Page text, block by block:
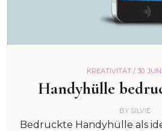
KREATIVITÄT / 30.
Handyhülle
BY SILVIE
Bedruckte Handyhülle als